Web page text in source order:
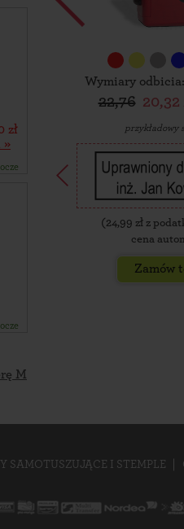
zł
»
Wymiary
22,76 20,32
przykładowy
( 24,99 zł z
cena
Zamów
M
SAMOTUSZUJĄCE I STEMPLE